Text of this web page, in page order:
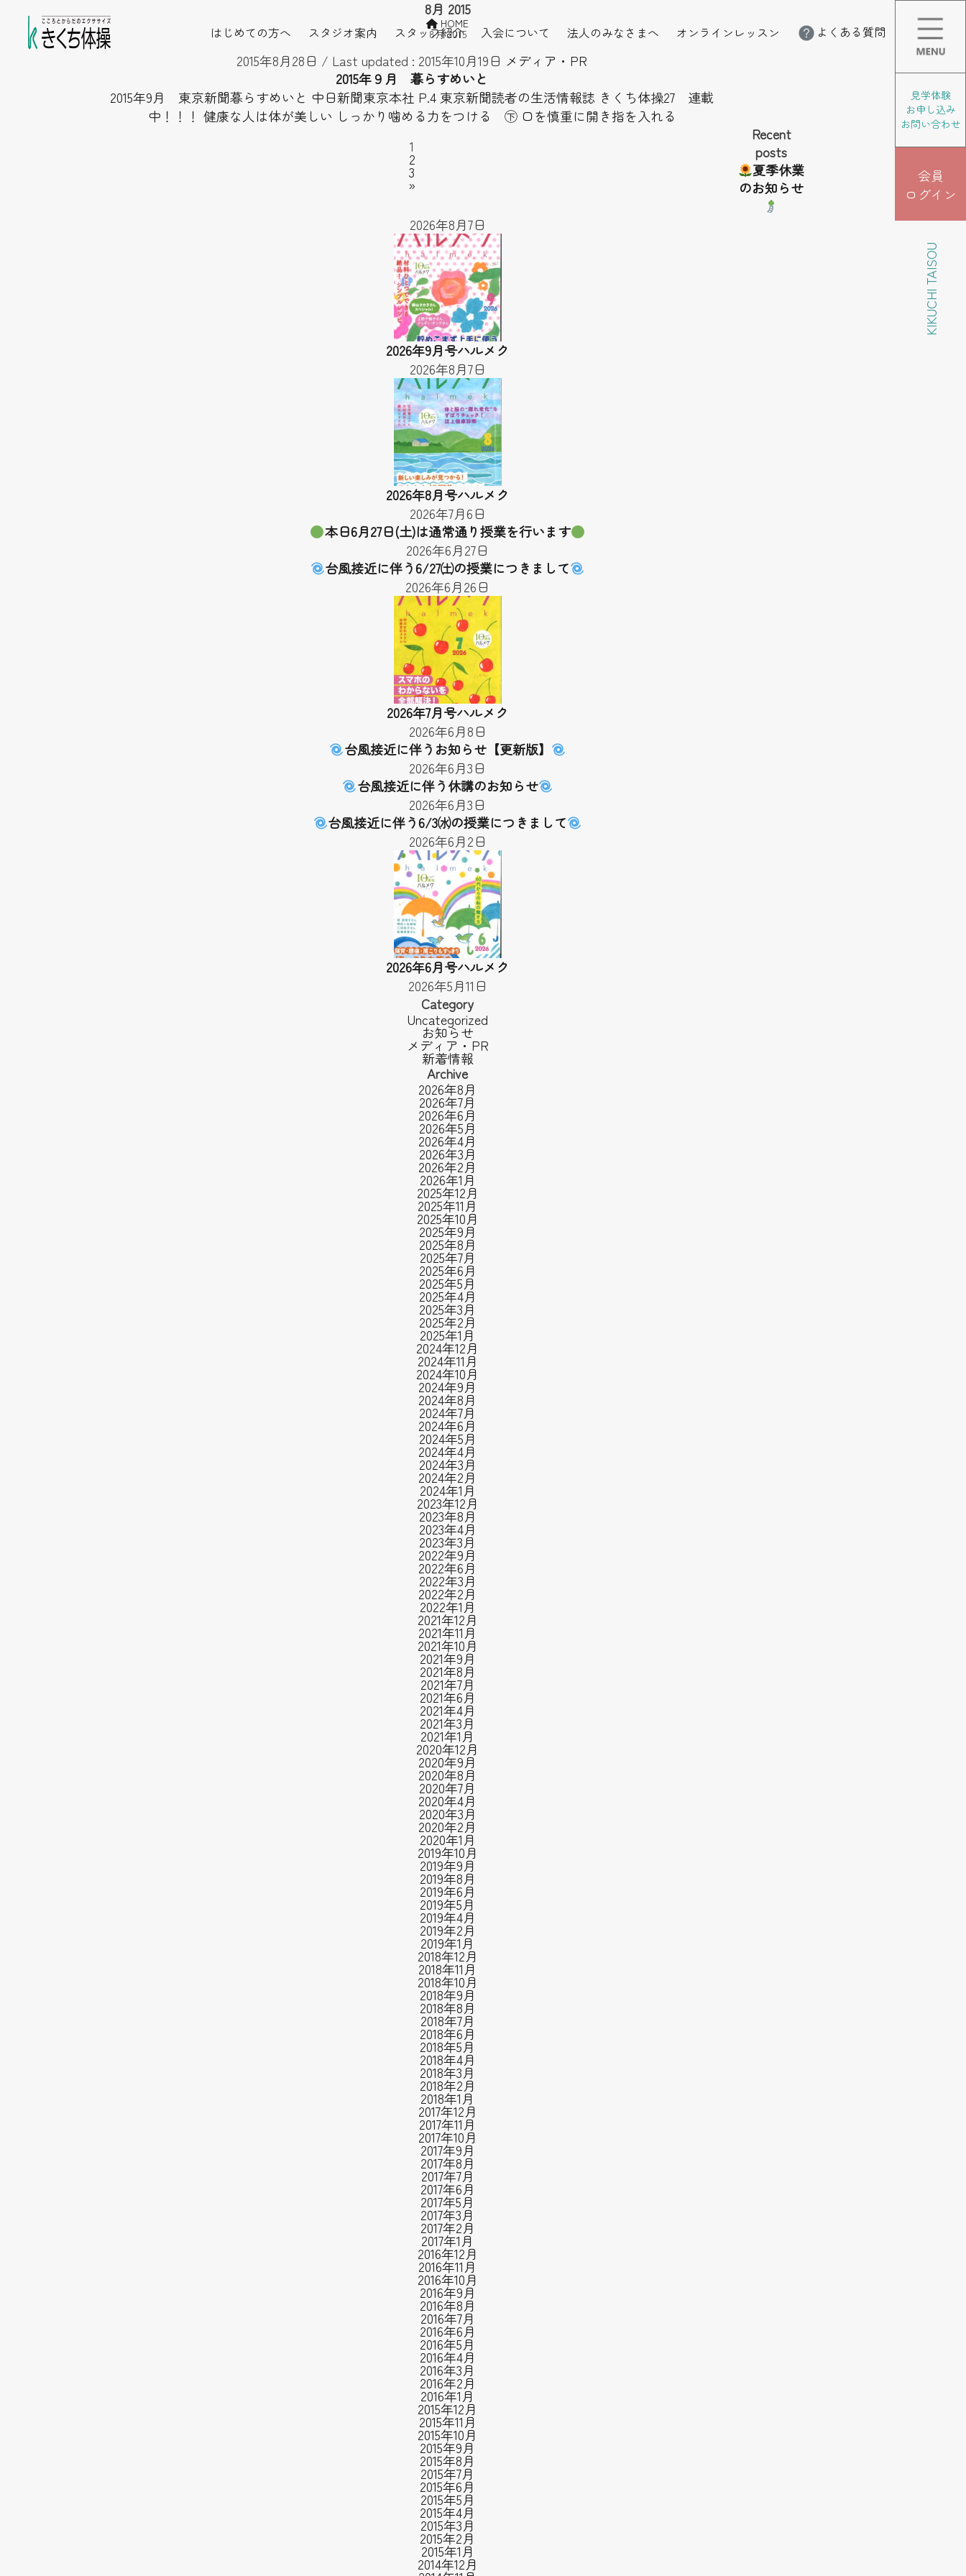
見学体験
お申し込み
お問い合わせ
会員
ログイン
KIKUCHI TAISOU
はじめての方へ スタジオ案内 スタッフ紹介 入会について 法人のみなさまへ オンラインレッスン よくある質問
8月 2015
HOME
8月 2015
2015年8月28日 / Last updated : 2015年10月19日 メディア・PR
2015年９月 暮らすめいと
2015年9月 東京新聞暮らすめいと 中日新聞東京本社 P.4 東京新聞読者の生活情報誌 きくち体操27 連載
中！！！ 健康な人は体が美しい しっかり噛める力をつける ㊦ 口を慎重に開き指を入れる
Page
1
Page
2
Page
3
»
Recent
posts
夏季休業
のお知らせ
2026年8月7日
2026年9月号ハルメク
2026年8月7日
2026年8月号ハルメク
2026年7月6日
本日6月27日(土)は通常通り授業を行います
2026年6月27日
台風接近に伴う6/27㈯の授業につきまして
2026年6月26日
2026年7月号ハルメク
2026年6月8日
台風接近に伴うお知らせ【更新版】
2026年6月3日
台風接近に伴う休講のお知らせ
2026年6月3日
台風接近に伴う6/3㈬の授業につきまして
2026年6月2日
2026年6月号ハルメク
2026年5月11日
Category
Uncategorized
お知らせ
メディア・PR
新着情報
Archive
2026年8月
2026年7月
2026年6月
2026年5月
2026年4月
2026年3月
2026年2月
2026年1月
2025年12月
2025年11月
2025年10月
2025年9月
2025年8月
2025年7月
2025年6月
2025年5月
2025年4月
2025年3月
2025年2月
2025年1月
2024年12月
2024年11月
2024年10月
2024年9月
2024年8月
2024年7月
2024年6月
2024年5月
2024年4月
2024年3月
2024年2月
2024年1月
2023年12月
2023年8月
2023年4月
2023年3月
2022年9月
2022年6月
2022年3月
2022年2月
2022年1月
2021年12月
2021年11月
2021年10月
2021年9月
2021年8月
2021年7月
2021年6月
2021年4月
2021年3月
2021年1月
2020年12月
2020年9月
2020年8月
2020年7月
2020年4月
2020年3月
2020年2月
2020年1月
2019年10月
2019年9月
2019年8月
2019年6月
2019年5月
2019年4月
2019年2月
2019年1月
2018年12月
2018年11月
2018年10月
2018年9月
2018年8月
2018年7月
2018年6月
2018年5月
2018年4月
2018年3月
2018年2月
2018年1月
2017年12月
2017年11月
2017年10月
2017年9月
2017年8月
2017年7月
2017年6月
2017年5月
2017年3月
2017年2月
2017年1月
2016年12月
2016年11月
2016年10月
2016年9月
2016年8月
2016年7月
2016年6月
2016年5月
2016年4月
2016年3月
2016年2月
2016年1月
2015年12月
2015年11月
2015年10月
2015年9月
2015年8月
2015年7月
2015年6月
2015年5月
2015年4月
2015年3月
2015年2月
2015年1月
2014年12月